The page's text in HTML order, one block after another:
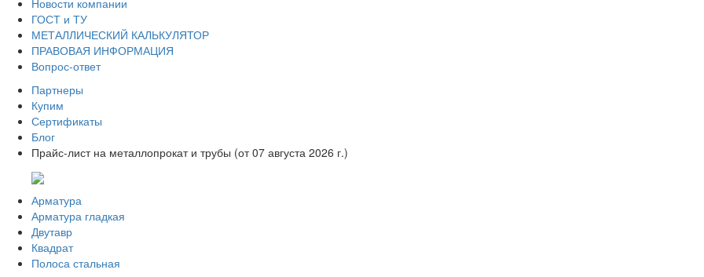
Новости компании
ГОСТ и ТУ
МЕТАЛЛИЧЕСКИЙ КАЛЬКУЛЯТОР
ПРАВОВАЯ ИНФОРМАЦИЯ
Вопрос-ответ
Партнеры
Купим
Сертификаты
Блог
Прайс-лист на металлопрокат и трубы (от 07 августа 2026 г.)
Арматура
Арматура гладкая
Двутавр
Квадрат
Полоса стальная